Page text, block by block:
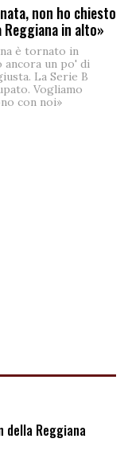
non ho chiesto
in alto»
è tornato in
ancora un po' di
La Serie B
Vogliamo
con noi»
della Reggiana